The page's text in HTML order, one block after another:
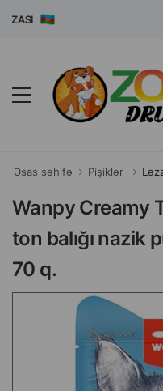
Əsas səhifə Pişiklər
Wanpy Creamy
ton balığı nazik
70 q.